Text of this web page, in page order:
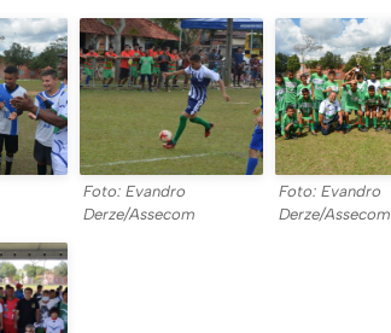
Foto: Evandro
Derze/Assecom
Foto: Evandro
Derze/Assecom